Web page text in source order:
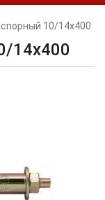
10/14x400
14x400